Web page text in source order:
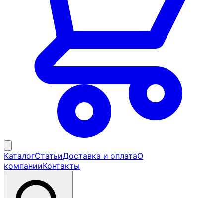
КаталогСтатьиДоставка и оплатаО
компанииКонтакты